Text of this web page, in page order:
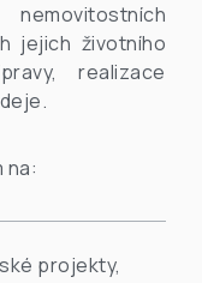
jejich životního
realizace
na:
projekty,